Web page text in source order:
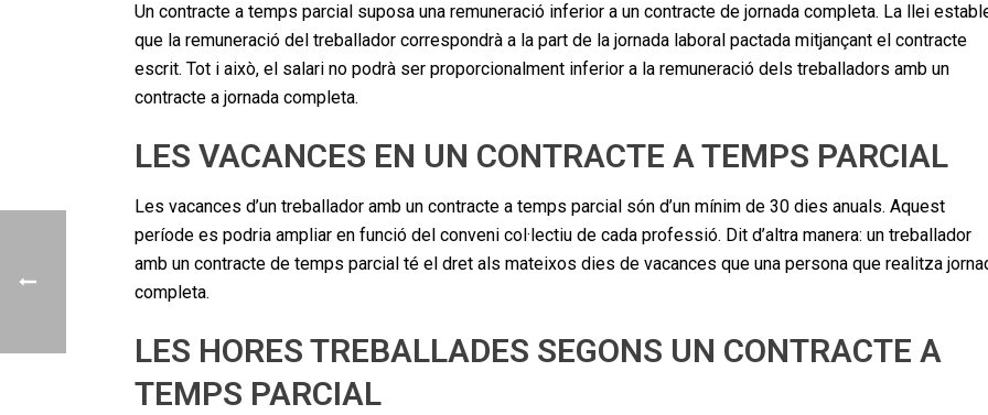
Un contracte a temps parcial suposa una remuneració inferior a un contracte de jornada completa. La llei
que la remuneració del treballador correspondrà a la part de la jornada laboral pactada mitjançant el contracte
escrit. Tot i això, el salari no podrà ser proporcionalment inferior a la remuneració dels treballadors amb un
contracte a jornada completa.
LES VACANCES EN UN CONTRACTE A TEMPS PARCIAL
Les vacances d’un treballador amb un contracte a temps parcial són d’un mínim de 30 dies anuals. Aquest
període es podria ampliar en funció del conveni col·lectiu de cada professió. Dit d’altra manera: un treballador
amb un contracte de temps parcial té el dret als mateixos dies de vacances que una persona que realitza
completa.
LES HORES TREBALLADES SEGONS UN CONTRACTE A
TEMPS PARCIAL